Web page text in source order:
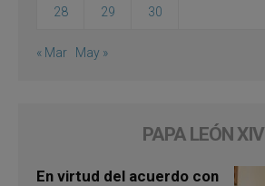
28 29 30
« Mar May »
PAPA LEÓN XIV
En virtud del acuerdo con